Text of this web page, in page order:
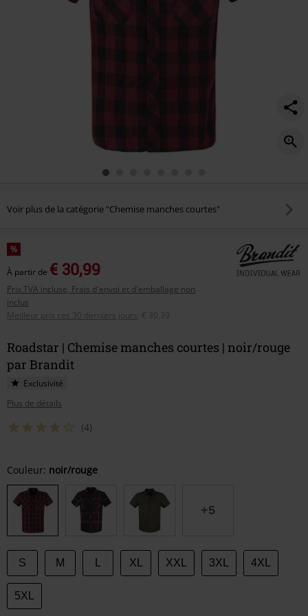
Voir plus de la catégorie "Chemise manches courtes"
%
À partir de € 30,99
Prix TVA incluse, Frais d'envoi et d'emballage non
inclus
Meilleur prix ces 30 derniers jours
€ 30,39
Roadstar | Chemise manches courtes | noir/rouge
par Brandit
Exclusivité
Plus de détails
(4)
Choisissez
votre
taille
Couleur: noir/rouge
+5
S M XL XXL 3XL 4XL
5XL